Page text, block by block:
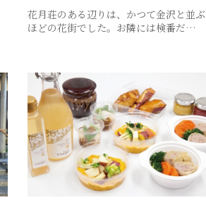
花月荘のある辺りは、かつて金沢と並ぶ
ほどの花街でした。お隣には検番だ…